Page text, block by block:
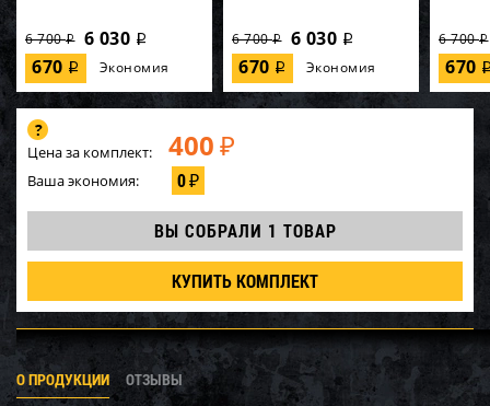
6 700i 6 030 i
670 i Экономия
6 700i 6 030 i
670 i Экономия
6 700i
670
Цена за комплект: 400 ₽
Ваша экономия: 0₽
ВЫ СОБРАЛИ 1 ТОВАР
КУПИТЬ КОМПЛЕКТ
О ПРОДУКЦИИ ОТЗЫВЫ